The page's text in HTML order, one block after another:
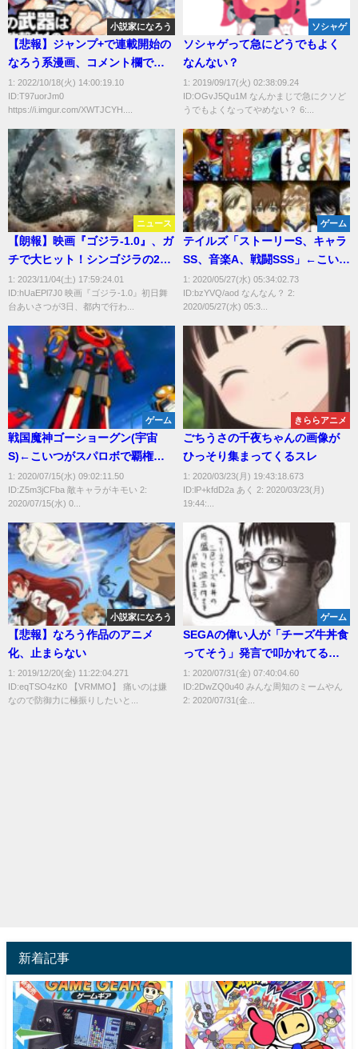
小説家になろう
【悲報】ジャンプ+で連載開始の
なろう系漫画、コメント欄でボ
コボコに叩かれる
1: 2022/10/18(火) 14:00:19.10
ID:T97uorJm0
https://i.imgur.com/XWTJCYH....
ソシャゲ
ソシャゲって急にどうでもよく
なんない？
1: 2019/09/17(火) 02:38:09.24
ID:OGvJ5Qu1M なんかまじで急にクソど
うでもよくなってやめない？ 6:...
ニュース
【朗報】映画『ゴジラ-1.0』、ガ
チで大ヒット！シンゴジラの2倍
の勢い！【ネタバレ要素あり】
1: 2023/11/04(土) 17:59:24.01
ID:hUaEPl7J0 映画『ゴジラ-1.0』初日舞
台あいさつが3日、都内で行わ...
ゲーム
テイルズ「ストーリーS、キャラ
SS、音楽A、戦闘SSS」←こいつ
が天下とれなかった理由
1: 2020/05/27(水) 05:34:02.73
ID:bzYVQ/aod なんなん？ 2:
2020/05/27(水) 05:3...
ゲーム
戦国魔神ゴーショーグン(宇宙
S)←こいつがスパロボで覇権取
れなかった理由
1: 2020/07/15(水) 09:02:11.50
ID:Z5m3jCFba 敵キャラがキモい 2:
2020/07/15(水) 0...
きららアニメ
ごちうさの千夜ちゃんの画像が
ひっそり集まってくるスレ
1: 2020/03/23(月) 19:43:18.673
ID:lP+kfdD2a あく 2: 2020/03/23(月)
19:44:...
小説家になろう
【悲報】なろう作品のアニメ
化、止まらない
1: 2019/12/20(金) 11:22:04.271
ID:eqTSO4zK0 【VRMMO】 痛いのは嫌
なので防御力に極振りしたいと...
ゲーム
SEGAの偉い人が「チーズ牛丼食
ってそう」発言で叩かれてるけ
どおかしくないか？
1: 2020/07/31(金) 07:40:04.60
ID:2DwZQ0u40 みんな周知のミームやん
2: 2020/07/31(金...
新着記事